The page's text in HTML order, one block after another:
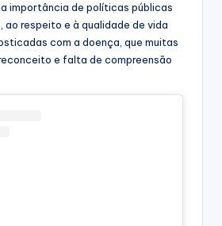
importância de políticas públicas
ao respeito e à qualidade de vida
com a doença, que muitas
e falta de compreensão